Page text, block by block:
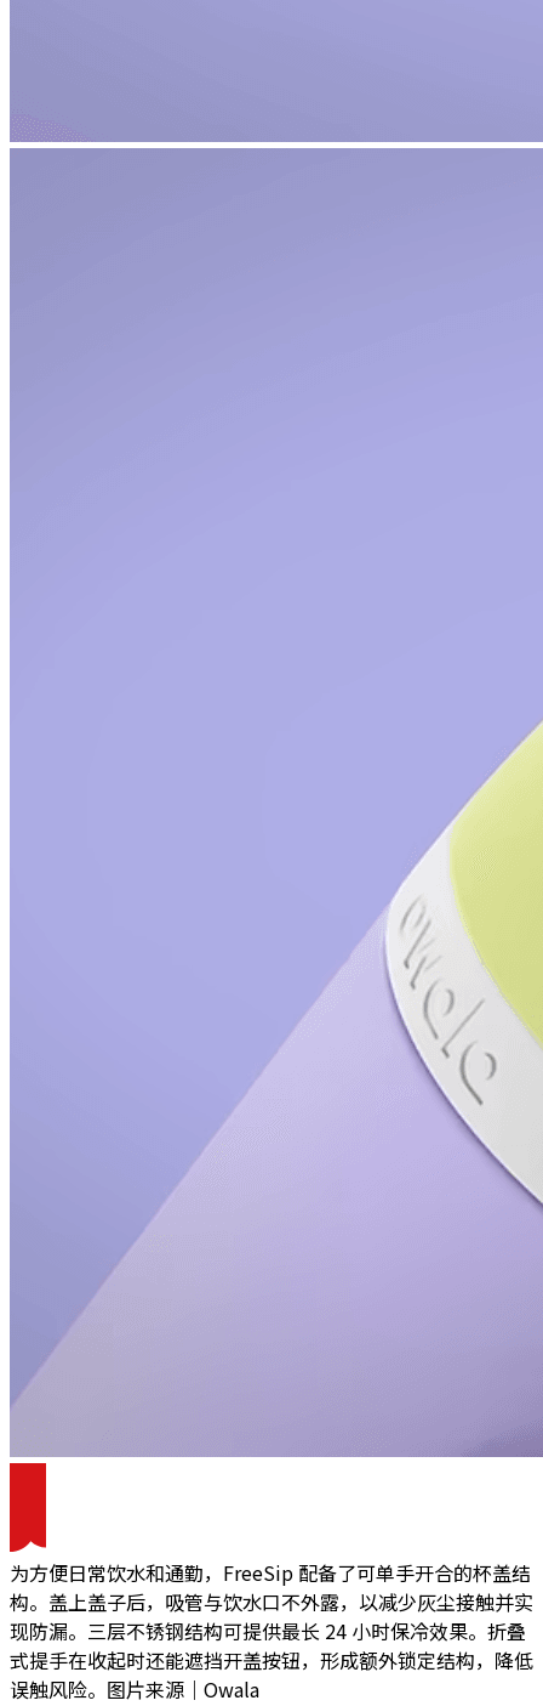
为方便日常饮水和通勤，FreeSip 配备了可单手开合的杯盖结
构。盖上盖子后，吸管与饮水口不外露，以减少灰尘接触并实
现防漏。三层不锈钢结构可提供最长 24 小时保冷效果。折叠
式提手在收起时还能遮挡开盖按钮，形成额外锁定结构，降低
误触风险。图片来源｜Owala